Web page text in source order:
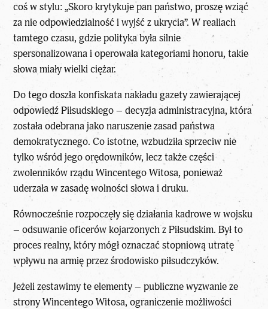
coś w stylu: „Skoro krytykuje pan państwo, proszę wziąć
za nie odpowiedzialność i wyjść z ukrycia”. W realiach
tamtego czasu, gdzie polityka była silnie
spersonalizowana i operowała kategoriami honoru, takie
słowa miały wielki ciężar.
Do tego doszła konfiskata nakładu gazety zawierającej
odpowiedź Piłsudskiego – decyzja administracyjna, która
została odebrana jako naruszenie zasad państwa
demokratycznego. Co istotne, wzbudziła sprzeciw nie
tylko wśród jego orędowników, lecz także części
zwolenników rządu Wincentego Witosa, ponieważ
uderzała w zasadę wolności słowa i druku.
Równocześnie rozpoczęły się działania kadrowe w wojsku
– odsuwanie oficerów kojarzonych z Piłsudskim. Był to
proces realny, który mógł oznaczać stopniową utratę
wpływu na armię przez środowisko piłsudczyków.
Jeżeli zestawimy te elementy – publiczne wyzwanie ze
strony Wincentego Witosa, ograniczenie możliwości